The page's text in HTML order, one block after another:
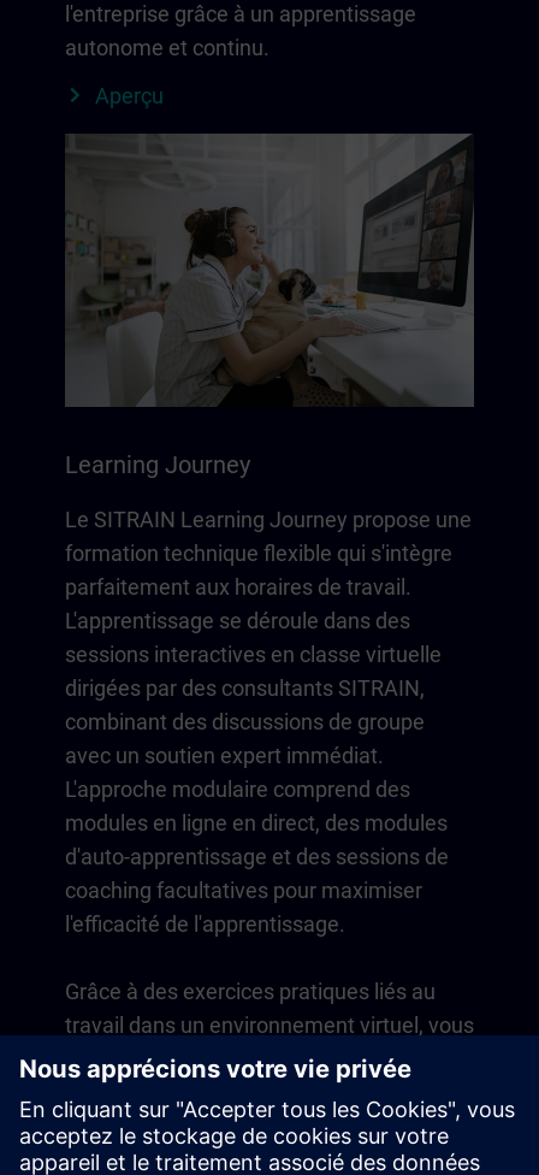
l'entreprise grâce à un apprentissage
autonome et continu.
Aperçu
Learning Journey
Le SITRAIN Learning Journey propose une
formation technique flexible qui s'intègre
parfaitement aux horaires de travail.
L'apprentissage se déroule dans des
sessions interactives en classe virtuelle
dirigées par des consultants SITRAIN,
combinant des discussions de groupe
avec un soutien expert immédiat.
L'approche modulaire comprend des
modules en ligne en direct, des modules
d'auto-apprentissage et des sessions de
coaching facultatives pour maximiser
l'efficacité de l'apprentissage.
Grâce à des exercices pratiques liés au
travail dans un environnement virtuel, vous
développez des compétences directement
L'apprentissage se poursuit au-delà du
cours avec un abonnement d'un an à notre